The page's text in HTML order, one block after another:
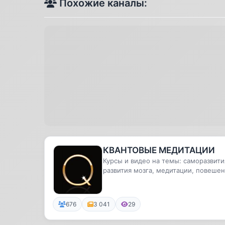
Похожие каналы:
КВАНТОВЫЕ МЕДИТАЦИИ
Курсы и видео на темы:
развития мозга, медитации,
676 3 041 29